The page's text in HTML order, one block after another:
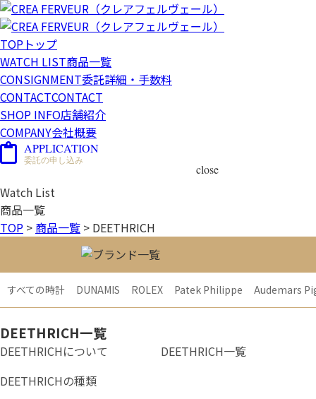
TOP トップ
WATCH LIST商品一覧
CONSIGNMENT委託詳細・手数料
CONTACTCONTACT
SHOP INFO店舗紹介
COMPANY会社概要
APPLICATION
委託の申し込み
close
Watch List
商品一覧
TOP > 商品一覧 > DEETHRICH
すべての時計 DUNAMIS ROLEX Patek Philippe Audemars
DEETHRICH一覧
DEETHRICHについて
DEETHRICH一覧
DEETHRICHの種類